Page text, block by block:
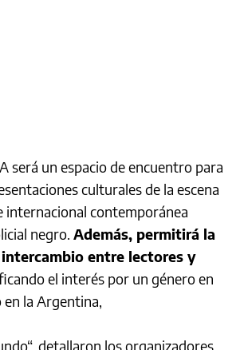
será un espacio de encuentro para
culturales de la escena
internacional contemporánea
negro. Además, permitirá la
entre lectores y
el interés por un género en
la Argentina,
detallaron los organizadores.